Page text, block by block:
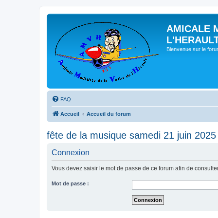
AMICALE
Bienvenue sur le
FAQ
Accueil Accueil du forum
fête de la musique samedi 21 juin 2025
Connexion
Vous devez saisir le mot de passe de ce forum afin de
Mot de passe :